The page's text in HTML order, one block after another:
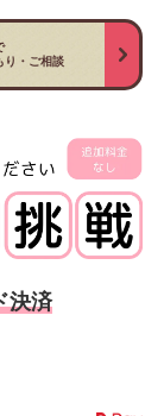
り・ご相談
決済